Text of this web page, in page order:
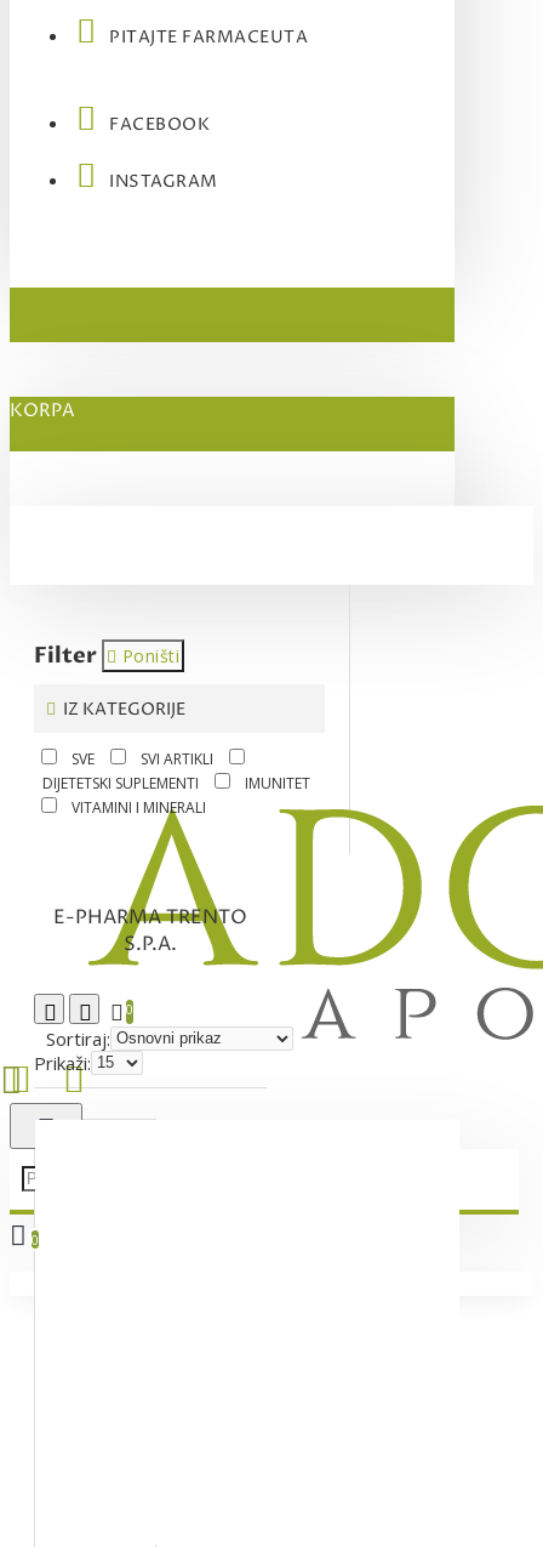
PITAJTE FARMACEUTA
FACEBOOK
INSTAGRAM
KORPA
0
Filter Poništi
IZ KATEGORIJE
SVE
SVI ARTIKLI
DIJETETSKI SUPLEMENTI
IMUNITET
VITAMINI I MINERALI
E-PHARMA TRENTO
S.P.A.
0
Sortiraj:
Prikaži: